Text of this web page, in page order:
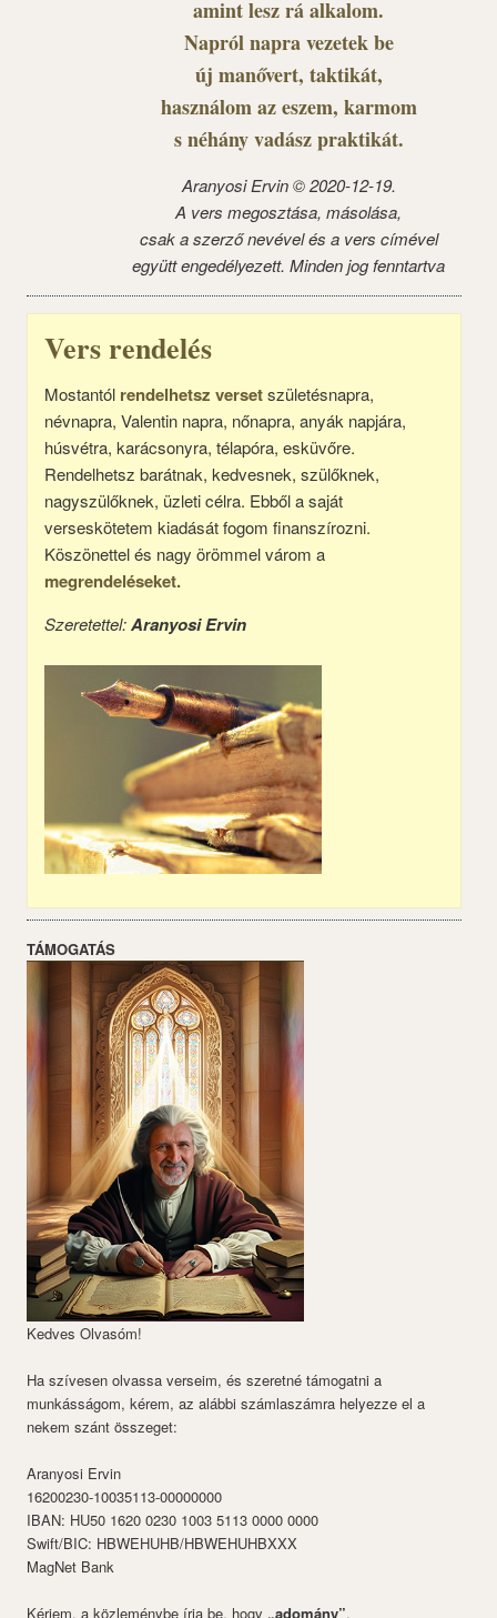
amint lesz rá alkalom.
Napról napra vezetek be
új manővert, taktikát,
használom az eszem, karmom
s néhány vadász praktikát.
Aranyosi Ervin © 2020-12-19.
A vers megosztása, másolása,
csak a szerző nevével és a vers címével
együtt engedélyezett. Minden jog fenntartva
Vers rendelés
Mostantól rendelhetsz versetszületésnapra,
névnapra, Valentin napra, nőnapra, anyák napjára,
húsvétra, karácsonyra, télapóra, esküvőre.
Rendelhetsz barátnak, kedvesnek, szülőknek,
nagyszülőknek, üzleti célra. Ebből a saját
verseskötetem kiadását fogom finanszírozni.
Köszönettel és nagy örömmel várom a
megrendeléseket.
Szeretettel:Aranyosi Ervin
TÁMOGATÁS
Kedves Olvasóm!
Ha szívesen olvassa verseim, és szeretné támogatni a
munkásságom, kérem, az alábbi számlaszámra helyezze el a
nekem szánt összeget:
Aranyosi Ervin
16200230-10035113-00000000
IBAN: HU50 1620 0230 1003 5113 0000 0000
Swift/BIC: HBWEHUHB/HBWEHUHBXXX
MagNet Bank
Kérjem, a közleménybe írja be, hogy „adomány”.